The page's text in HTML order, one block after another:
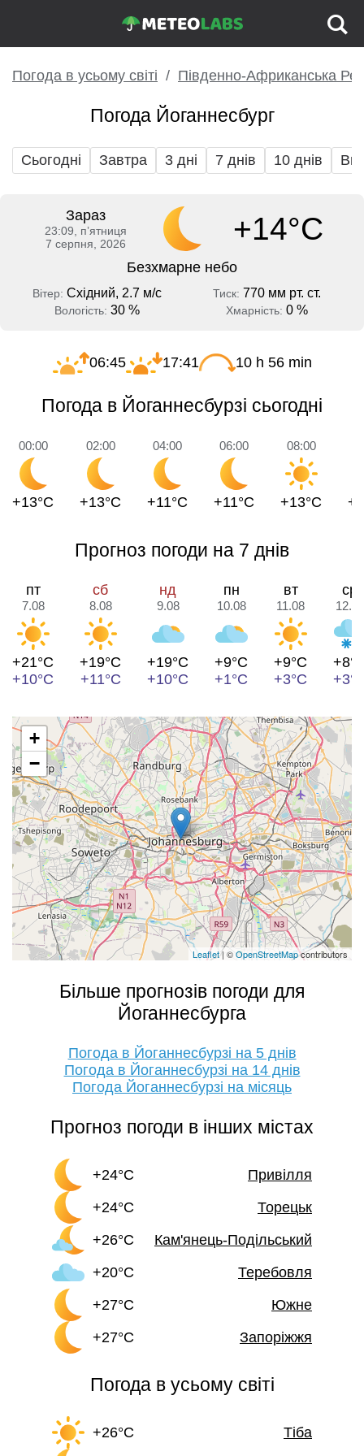
Погода в усьому світі Південно-Африканська
Погода Йоганнесбург
Сьогодні Завтра 3 дні 7 днів 10 днів
Зараз
23:09, пʼятниця
7 серпня, 2026
+14°C
Безхмарне небо
Вітер: Східний, 2.7 м/с Тиск: 770 мм рт. ст.
Вологість: 30 % Хмарність: 0 %
06:45 17:41 10 h 56 min
Погода в Йоганнесбурзі сьогодні
00:00
+13°C
02:00
+13°C
04:00
+11°C
06:00
+11°C
08:00
+13°C
Прогноз погоди на 7 днів
пт
7.08
+21°C
+10°C
сб
8.08
+19°C
+11°C
нд
9.08
+19°C
+10°C
пн
10.08
+9°C
+1°C
вт
11.08
+9°C
+3°C
ср
12.08
+
−
Leaflet| ©OpenStreetMapcontributors
Більше прогнозів погоди для
Йоганнесбурга
Погода в Йоганнесбурзі на 5 днів
Погода в Йоганнесбурзі на 14 днів
Погода Йоганнесбурзі на місяць
Прогноз погоди в інших містах
+24°C
Привілля
+24°C
Торецьк
+26°C
Кам'янець-Подільський
+20°C
Теребовля
+27°C
Южне
+27°C
Запоріжжя
Погода в усьому світі
+26°C Тіба